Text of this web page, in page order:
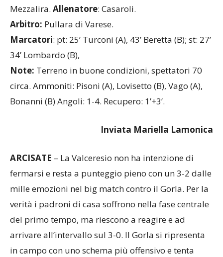
Mezzalira. Allenatore: Casaroli.
Arbitro: Pullara di Varese.
Marcatori: pt: 25’ Turconi (A), 43’ Beretta (B); st: 27’
34’ Lombardo (B),
Note: Terreno in buone condizioni, spettatori 70
circa. Ammoniti: Pisoni (A), Lovisetto (B), Vago (A),
Bonanni (B) Angoli: 1-4. Recupero: 1’+3’.
Inviata Mariella Lamonica
ARCISATE – La Valceresio non ha intenzione di
fermarsi e resta a punteggio pieno con un 3-2 dalle
mille emozioni nel big match contro il Gorla. Per la
verità i padroni di casa soffrono nella fase centrale
del primo tempo, ma riescono a reagire e ad
arrivare all’intervallo sul 3-0. Il Gorla si ripresenta
in campo con uno schema più offensivo e tenta